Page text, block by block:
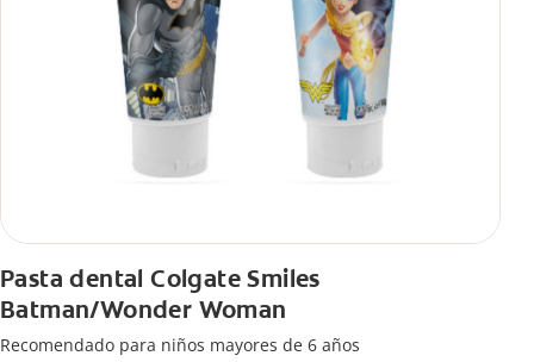
Pasta dental Colgate Smiles
Batman/Wonder Woman
Recomendado para niños mayores de 6 años